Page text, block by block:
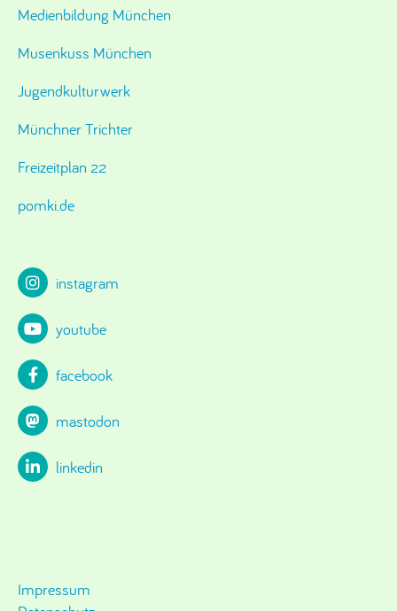
Medienbildung München
Musenkuss München
Jugendkulturwerk
Münchner Trichter
Freizeitplan 22
pomki.de
instagram
youtube
facebook
mastodon
linkedin
Impressum